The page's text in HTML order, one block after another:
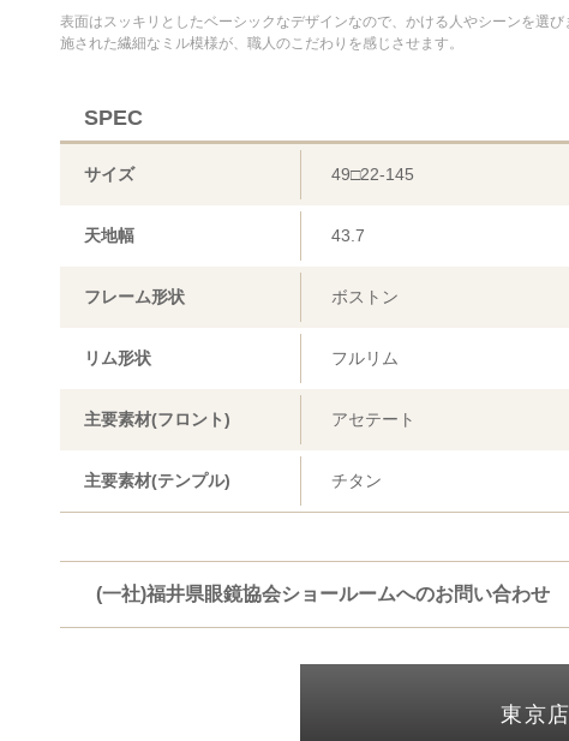
表面はスッキリとしたベーシックなデザインなので、かける人やシーンを選
施された繊細なミル模様が、職人のこだわりを感じさせます。
SPEC
サイズ 49□22-145
天地幅 43.7
フレーム形状 ボストン
リム形状 フルリム
主要素材(フロント) アセテート
主要素材(テンプル) チタン
(一社)福井県眼鏡協会ショールームへのお問い合わせ
東京